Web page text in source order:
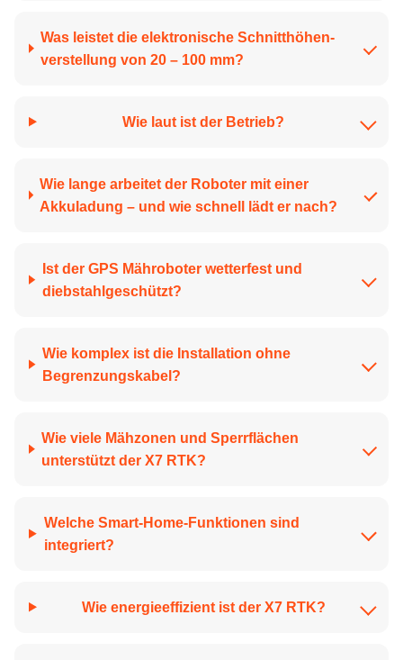
Was leistet die elektronische Schnitt­höhen­
verstellung von 20 – 100 mm?
Wie laut ist der Betrieb?
Wie lange arbeitet der Roboter mit einer
Akkuladung – und wie schnell lädt er nach?
Ist der GPS Mähroboter wetterfest und
diebstahlgeschützt?
Wie komplex ist die Installation ohne
Begrenzungskabel?
Wie viele Mähzonen und Sperrflächen
unterstützt der X7 RTK?
Welche Smart-Home-Funktionen sind
integriert?
Wie energieeffizient ist der X7 RTK?